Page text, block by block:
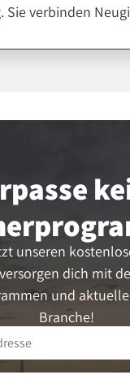
Sie verbinden
und Creator sind
unseren
dich mit
und
Branche!